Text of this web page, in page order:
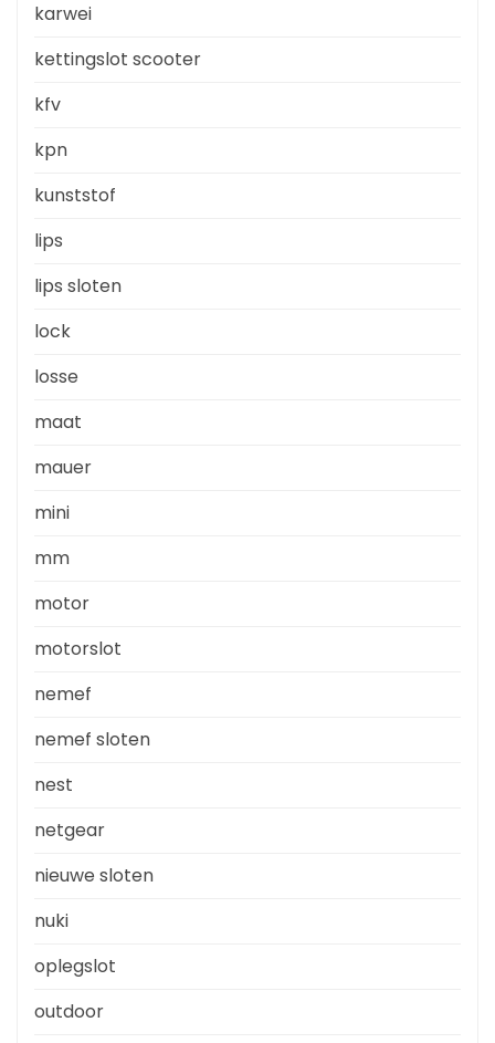
karwei
kettingslot scooter
kfv
kpn
kunststof
lips
lips sloten
lock
losse
maat
mauer
mini
mm
motor
motorslot
nemef
nemef sloten
nest
netgear
nieuwe sloten
nuki
oplegslot
outdoor